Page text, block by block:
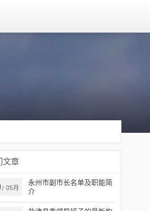
文章
/ 05月
永州市副市长名单及职能简
介